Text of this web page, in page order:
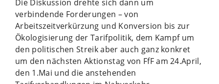
Die Diskussion drehte sich dann um
verbindende Forderungen – von
Arbeitszeitverkürzung und Konversion bis zur
Ökologisierung der Tarifpolitik, dem Kampf um
den politischen Streik aber auch ganz konkret
um den nächsten Aktionstag von FfF am 24.April,
den 1.Mai und die anstehenden